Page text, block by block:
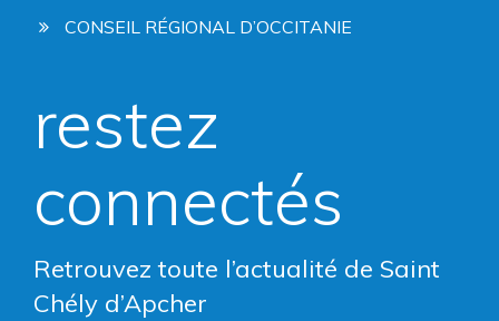
CONSEIL RÉGIONAL D’OCCITANIE
restez
connectés
Retrouvez toute l’actualité de Saint
Chély d’Apcher